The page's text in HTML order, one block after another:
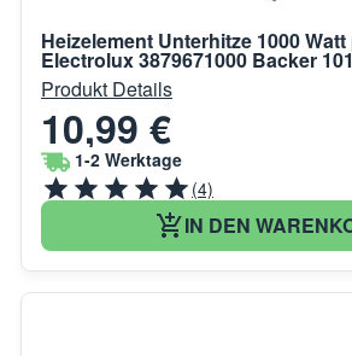
Heizelement Unterhitze 1000
Electrolux 3879671000 Backer
Produkt Details
10,99 €
1-2 Werktage
(4)
IN DEN